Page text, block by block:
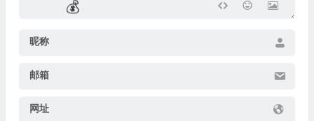
昵称
邮箱
网址